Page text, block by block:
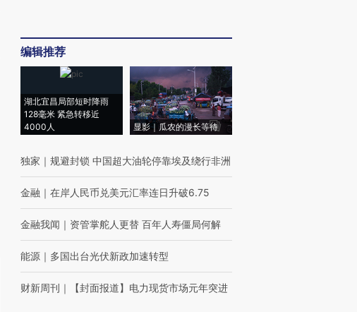
编辑推荐
湖北宜昌局部短时降雨
128毫米 紧急转移近
4000人
显影｜瓜农的漫长等待
独家 ｜ 规避封锁 中国超大油轮停靠埃及绕行非洲
金融 ｜ 在岸人民币兑美元汇率连日升破6.75
金融我闻 ｜ 资管掌舵人更替 百年人寿僵局何解
能源 ｜ 多国出台光伏新政加速转型
财新周刊 ｜ 【封面报道】电力现货市场元年突进